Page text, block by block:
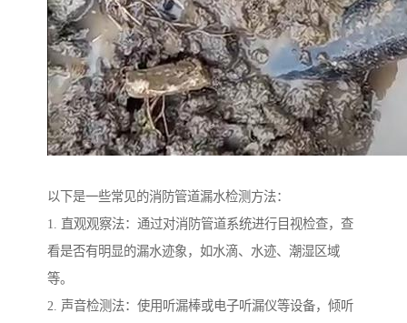
以下是一些常见的消防管道漏水检测方法：
1. 直观观察法：通过对消防管道系统进行目视检查，查
看是否有明显的漏水迹象，如水滴、水迹、潮湿区域
等。
2. 声音检测法：使用听漏棒或电子听漏仪等设备，倾听